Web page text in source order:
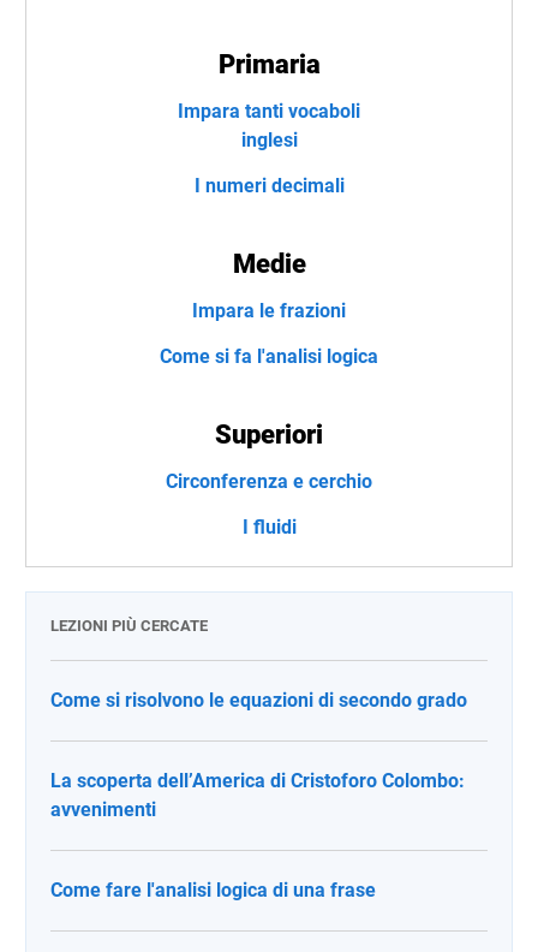
Primaria
Impara tanti vocaboli
inglesi
I numeri decimali
Medie
Impara le frazioni
Come si fa l'analisi logica
Superiori
Circonferenza e cerchio
I fluidi
LEZIONI PIÙ CERCATE
Come si risolvono le equazioni di secondo grado
La scoperta dell’America di Cristoforo Colombo:
avvenimenti
Come fare l'analisi logica di una frase